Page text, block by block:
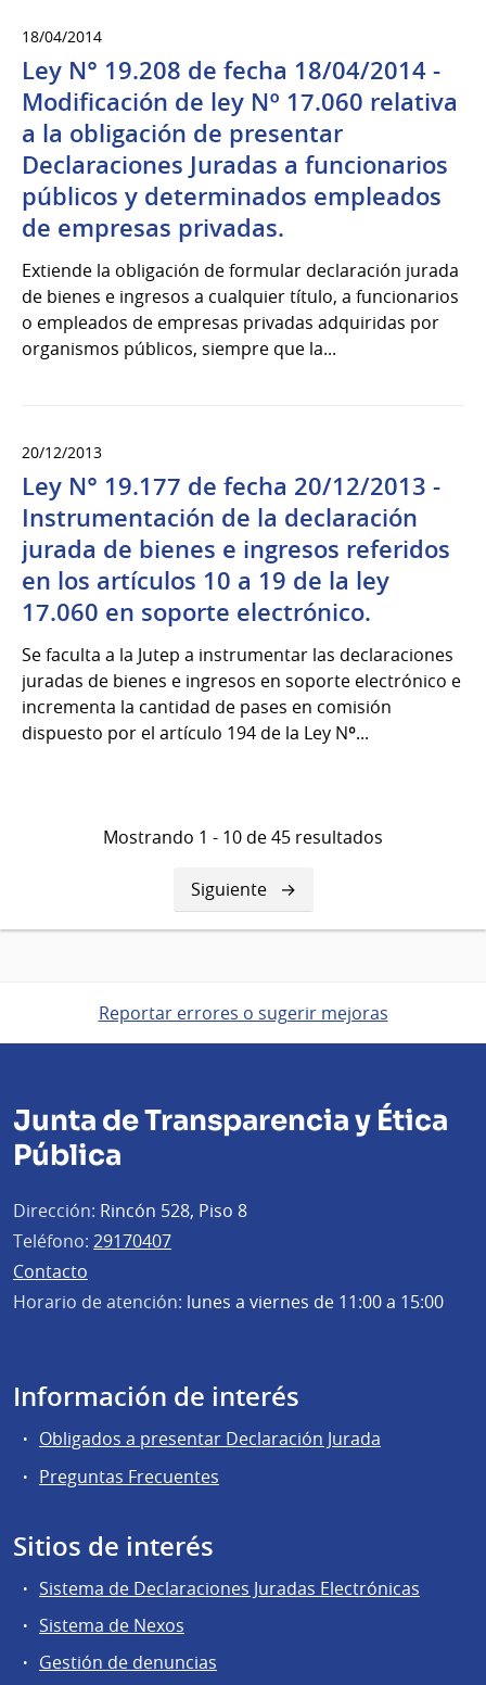
18/04/2014
Ley N° 19.208 de fecha 18/04/2014 -
Modificación de ley Nº 17.060 relativa
a la obligación de presentar
Declaraciones Juradas a funcionarios
públicos y determinados empleados
de empresas privadas.
Extiende la obligación de formular declaración jurada
de bienes e ingresos a cualquier título, a funcionarios
o empleados de empresas privadas adquiridas por
organismos públicos, siempre que la...
20/12/2013
Ley N° 19.177 de fecha 20/12/2013 -
Instrumentación de la declaración
jurada de bienes e ingresos referidos
en los artículos 10 a 19 de la ley
17.060 en soporte electrónico.
Se faculta a la Jutep a instrumentar las declaraciones
juradas de bienes e ingresos en soporte electrónico e
incrementa la cantidad de pases en comisión
dispuesto por el artículo 194 de la Ley Nº...
Mostrando 1 - 10 de 45 resultados
Siguiente
página
Siguiente
Reportar errores o sugerir mejoras
Junta de Transparencia y Ética
Pública
Dirección: Rincón 528, Piso 8
Teléfono: 29170407
Contacto
Horario de atención: lunes a viernes de 11:00 a 15:00
Información de interés
Obligados a presentar Declaración Jurada
Preguntas Frecuentes
Sitios de interés
Sistema de Declaraciones Juradas Electrónicas
Sistema de Nexos
Gestión de denuncias